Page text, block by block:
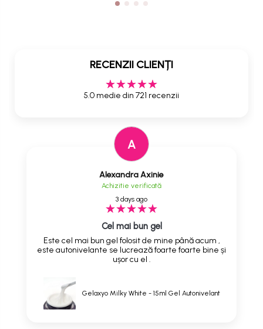
RECENZII CLIENȚI
5.0 medie din 721 recenzii
A
Alexandra Axinie
Achizitie verificată
3 days ago
Cel mai bun gel
Este cel mai bun gel folosit de mine până acum ,
este autonivelante se lucrează foarte foarte bine și
ușor cu el .
Gelaxyo Milky White - 15ml Gel Autonivelant